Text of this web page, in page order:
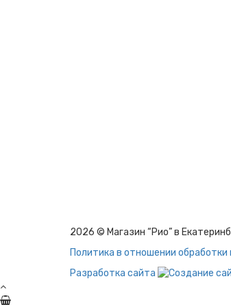
2026 © Магазин “Рио” в
Политика в отношении
Разработка сайта